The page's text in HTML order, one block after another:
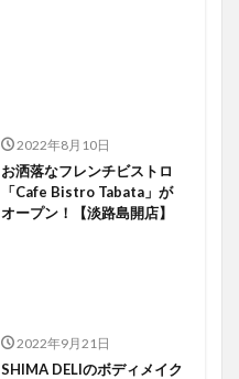
2022年8月10日
お洒落なフレンチビストロ
「Cafe Bistro Tabata」が
オープン！【淡路島開店】
2022年9月21日
SHIMA DELIのボディメイク